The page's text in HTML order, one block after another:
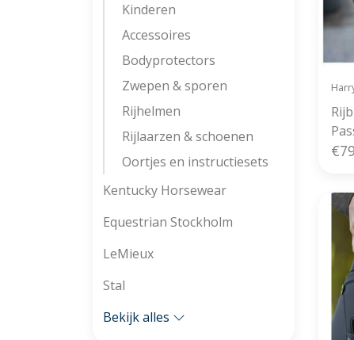
Kinderen
Accessoires
Bodyprotectors
Zwepen & sporen
Rijhelmen
Rijlaarzen & schoenen
Oortjes en instructiesets
Kentucky Horsewear
Equestrian Stockholm
LeMieux
Stal
Bekijk alles